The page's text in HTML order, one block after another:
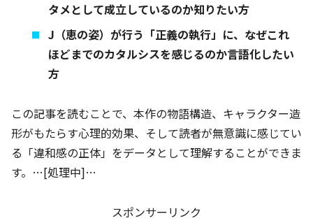
タメとして成立しているのか知りたい方
J（恵の姿）が行う「正義の執行」に、なぜこれ
ほどまでのカタルシスを感じるのか言語化したい
方
この記事を読むことで、本作の物語構造、キャラクター造
形がもたらす心理的効果、そして読者が無意識に感じてい
る「違和感の正体」をデータとして理解することができま
す。…[処理中]…
スポンサーリンク